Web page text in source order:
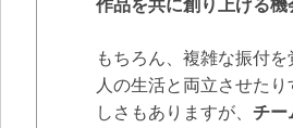
作品を共に創り上げる機
もちろん、複雑な振付
人の生活と両立させた
しさもありますが、 チー